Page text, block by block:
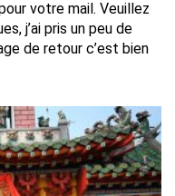
votre mail. Veuillez
j’ai pris un peu de
de retour c’est bien